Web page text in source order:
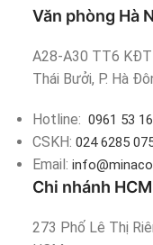
Văn phòng Hà
A28-A30 TT6 KĐT
Thái Bưởi, P. Hà
Hotline: 0961 53
CSKH:024 6285
Email:
Chi nhánh
273 Phố Lê Thị